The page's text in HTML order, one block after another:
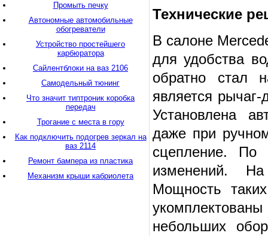
Технические
В салоне
для удобства
обратно стал
является
Установлена
даже при
сцепление. По
изменений.
Мощность
небольших
Промыть печку
Автономные автомобильные
обогреватели
Устройство простейшего
карбюратора
Сайлентблоки на ваз 2106
Самодельный тюнинг
Что значит типтроник коробка
передач
Трогание с места в гору
Как подключить подогрев зеркал на
ваз 2114
Ремонт бампера из пластика
Механизм крыши кабриолета